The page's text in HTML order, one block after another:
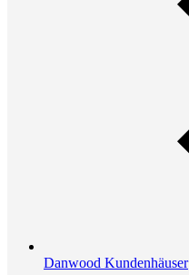
Danwood Kundenhäuser